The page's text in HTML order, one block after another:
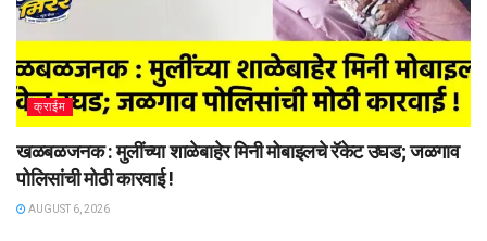
क्राईम
खळबळजनक : मुलींच्या शाळेबाहेर मिनी मोबाइलचे रॅकेट उघड; जळगाव
पोलिसांची मोठी कारवाई !
AUGUST 6, 2026